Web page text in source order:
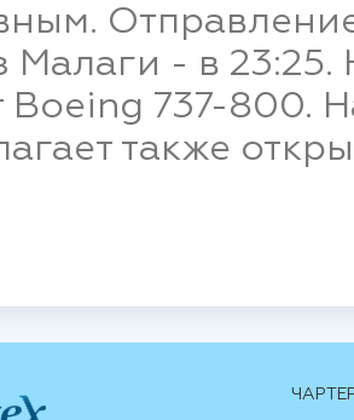
Малаги - в
Boeing 737-800.
также